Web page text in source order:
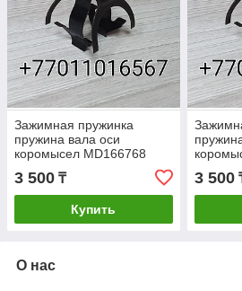
Зажимная пружинка
пружина вала оси
коромысел MD166768
паджеро монтеро спорт
6G72 pajero montero sport
запчасти
3 500 ₸
Купить
6G72
3 500
О нас